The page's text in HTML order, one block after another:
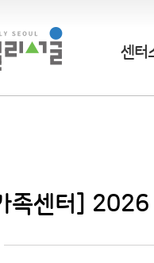
센터
족센터]